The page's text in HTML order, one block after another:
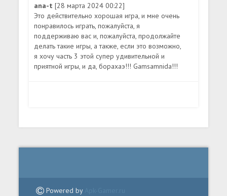
ana-t[28 марта 2024 00:22]
Это действительно хорошая игра, и мне очень
понравилось играть, пожалуйста, я
поддерживаю вас и, пожалуйста, продолжайте
делать такие игры, а также, если это возможно,
я хочу часть 3 этой супер удивительной и
приятной игры, и да, борахаэ!!! Gamsamnida!!!
Powered by